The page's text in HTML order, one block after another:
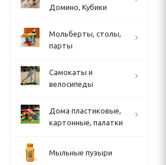
Домино, Кубики
Мольберты, столы,
парты
Cамокаты и
велосипеды
Дома пластиковые,
картонные, палатки
Мыльные пузыри